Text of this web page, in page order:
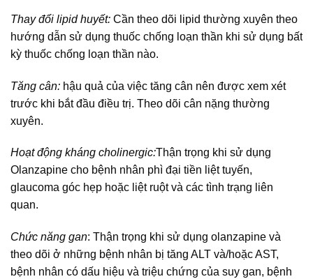
Thay đổi lipid huyết: Cần theo dõi lipid thường xuyên theo
hướng dẫn sử dụng thuốc chống loạn thần khi sử dụng bất
kỳ thuốc chống loạn thần nào.
Tăng cân: hậu quả của việc tăng cân nên được xem xét
trước khi bắt đầu điều trị. Theo dõi cân nặng thường
xuyên.
Hoạt động kháng cholinergic:Thận trọng khi sử dụng
Olanzapine cho bệnh nhân phì đại tiền liệt tuyến,
glaucoma góc hẹp hoặc liệt ruột và các tình trạng liên
quan.
Chức năng gan: Thận trọng khi sử dụng olanzapine và
theo dõi ở những bệnh nhân bị tăng ALT và/hoặc AST,
bệnh nhân có dấu hiệu và triệu chứng của suy gan, bệnh